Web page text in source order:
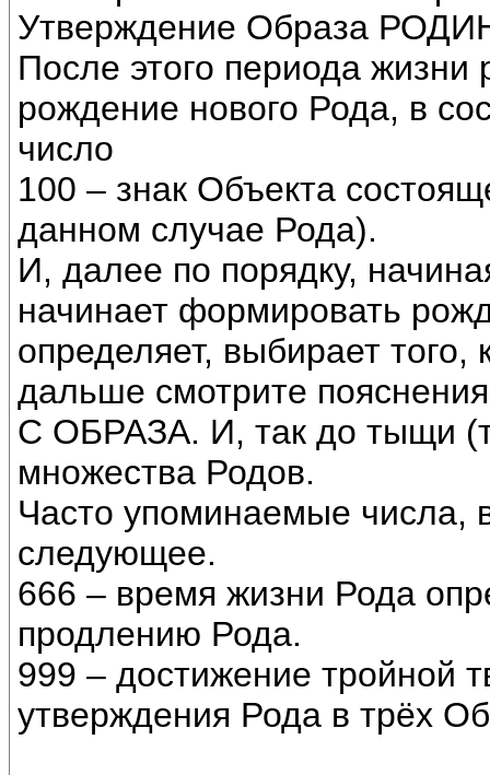
Утверждение Образа
После этого периода
рождение нового Рода, в
число
100 – знак Объекта
данном случае Рода).
И, далее по порядку,
начинает формировать
определяет, выбирает того,
дальше смотрите
С ОБРАЗА. И, так до тыщи
множества Родов.
Часто упоминаемые числа,
следующее.
666 – время жизни Рода
продлению Рода.
999 – достижение тройной
утверждения Рода в трёх